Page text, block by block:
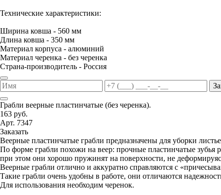
Технические характеристики:
Ширина ковша - 560 мм
Длина ковша - 350 мм
Материал корпуса - алюминий
Материал черенка - без черенка
Страна-производитель - Россия
Грабли веерные пластинчатые (без черенка).
163 руб.
Арт. 7347
Заказать
Веерные пластинчатые грабли предназначены для уборки
По форме грабли похожи на веер: прочные пластинчатые зубья
при этом они хорошо пружинят на поверхности, не
Веерные грабли отлично и аккуратно справляются с
Такие грабли очень удобны в работе, они отличаются
Для использования необходим черенок.